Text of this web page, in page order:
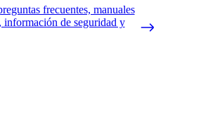
frecuentes, manuales
información de seguridad y
Bazaarvoice y cumplen con la política de